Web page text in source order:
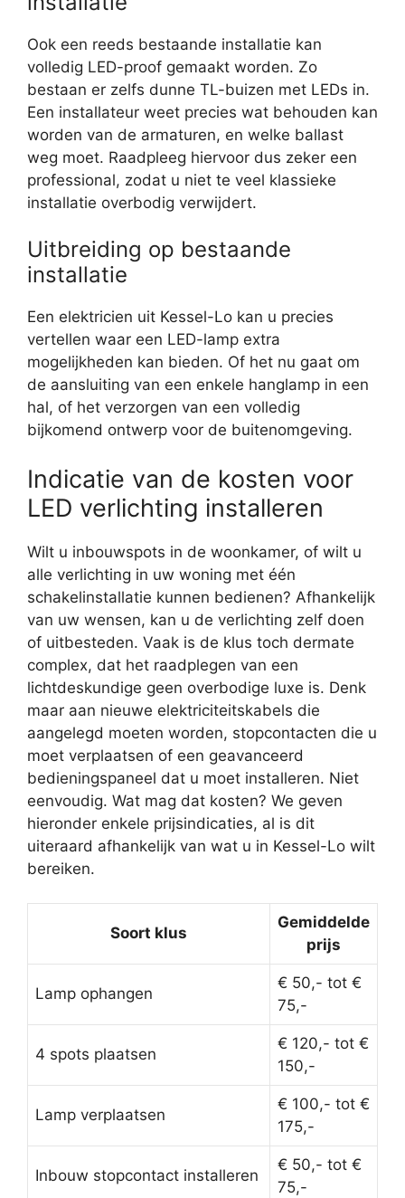
Ook een reeds bestaande installatie kan
volledig LED-proof gemaakt worden. Zo
bestaan er zelfs dunne TL-buizen met LEDs in.
Een installateur weet precies wat behouden kan
worden van de armaturen, en welke ballast
weg moet. Raadpleeg hiervoor dus zeker een
professional, zodat u niet te veel klassieke
installatie overbodig verwijdert.
Uitbreiding op bestaande
installatie
Een elektricien uit Kessel-Lo kan u precies
vertellen waar een LED-lamp extra
mogelijkheden kan bieden. Of het nu gaat om
de aansluiting van een enkele hanglamp in een
hal, of het verzorgen van een volledig
bijkomend ontwerp voor de buitenomgeving.
Indicatie van de kosten voor
LED verlichting installeren
Wilt u inbouwspots in de woonkamer, of wilt u
alle verlichting in uw woning met één
schakelinstallatie kunnen bedienen? Afhankelijk
van uw wensen, kan u de verlichting zelf doen
of uitbesteden. Vaak is de klus toch dermate
complex, dat het raadplegen van een
lichtdeskundige geen overbodige luxe is. Denk
maar aan nieuwe elektriciteitskabels die
aangelegd moeten worden, stopcontacten die u
moet verplaatsen of een geavanceerd
bedieningspaneel dat u moet installeren. Niet
eenvoudig. Wat mag dat kosten? We geven
hieronder enkele prijsindicaties, al is dit
uiteraard afhankelijk van wat u in Kessel-Lo wilt
bereiken.
Soort klus
Gemiddelde
prijs
Lamp ophangen
€ 50,- tot €
75,-
4 spots plaatsen
€ 120,- tot €
150,-
Lamp verplaatsen
€ 100,- tot €
175,-
Inbouw stopcontact installeren
€ 50,- tot €
75,-